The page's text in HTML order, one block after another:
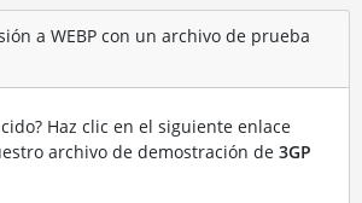
a WEBP con un archivo de prueba
Haz clic en el siguiente enlace
archivo de demostración de 3GP